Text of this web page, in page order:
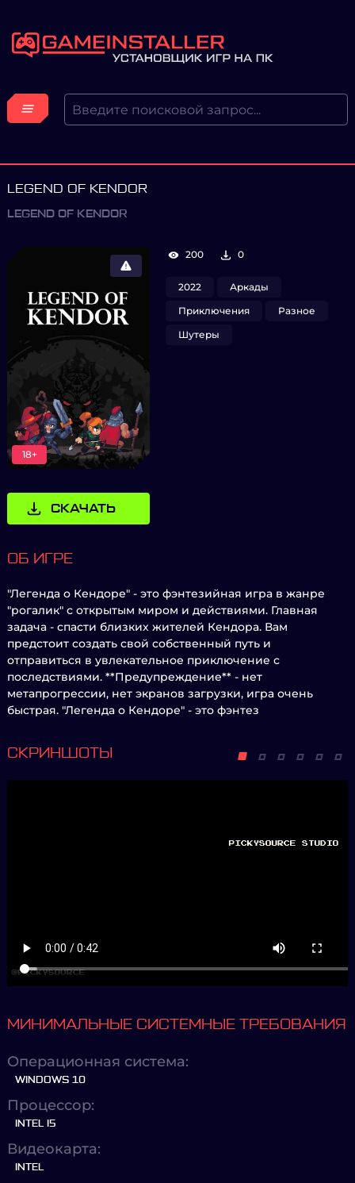
LEGEND OF KENDOR
LEGEND OF KENDOR
18+
СКАЧАТЬ
200 0
2022
Аркады
Приключения
Разное
Шутеры
ОБ ИГРЕ
"Легенда о Кендоре" - это фэнтезийная игра в жанре
"рогалик" с открытым миром и действиями. Главная
задача - спасти близких жителей Кендора. Вам
предстоит создать свой собственный путь и
отправиться в увлекательное приключение с
последствиями. **Предупреждение** - нет
метапрогрессии, нет экранов загрузки, игра очень
быстрая. "Легенда о Кендоре" - это фэнтез
СКРИНШОТЫ
МИНИМАЛЬНЫЕ СИСТЕМНЫЕ ТРЕБОВАНИЯ
Операционная система:
WINDOWS 10
Процессор:
INTEL I5
Видеокарта:
INTEL